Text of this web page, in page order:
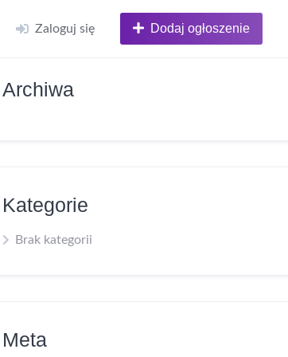
Zaloguj się Dodaj ogłoszenie
Archiwa
Kategorie
Brak kategorii
Meta